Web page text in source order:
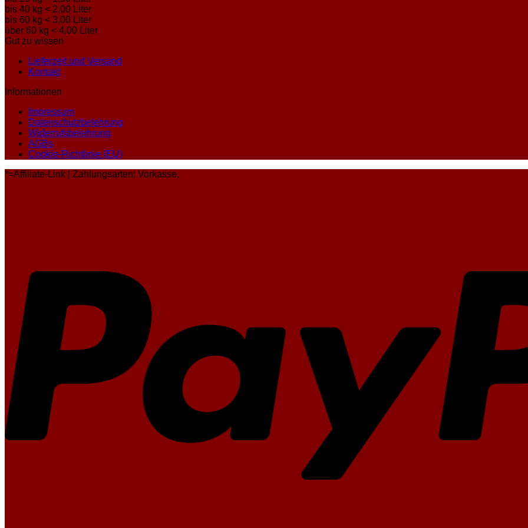
bis 40 kg < 2,00 Liter
bis 60 kg < 3,00 Liter
über 60 kg < 4,00 Liter
Gut zu wissen
Lieferzeit und Versand
Kontakt
Informationen
Impressum
Datenschutzbelehrung
Widerrufsbelehrung
AGBs
Cookie-Richtlinie (EU)
*=Affiliate-Link | Zahlungsarten: Vorkasse,